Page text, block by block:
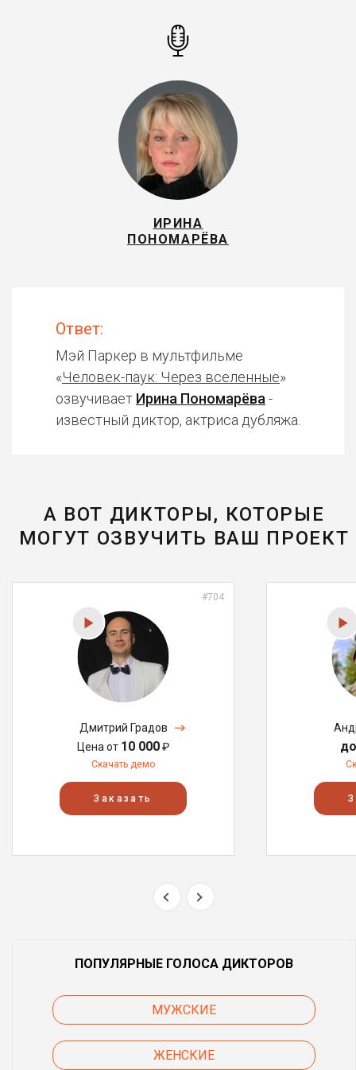
ИРИНА
ПОНОМАРЁВА
Ответ:
Мэй Паркер в мультфильме
«Человек-паук: Через вселенные»
озвучивает Ирина Пономарёва -
известный диктор, актриса дубляжа.
А ВОТ ДИКТОРЫ, КОТОРЫЕ
МОГУТ ОЗВУЧИТЬ ВАШ ПРОЕКТ
#704
Дмитрий Градов
Цена от 10 000₽
Скачать демо
Заказать
ПОПУЛЯРНЫЕ ГОЛОСА ДИКТОРОВ
МУЖСКИЕ
ЖЕНСКИЕ